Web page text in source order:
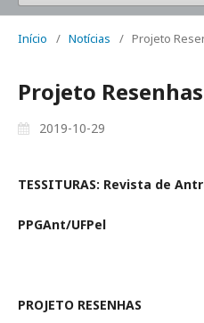
Início / Notícias / Projeto
Projeto Resenhas
2019-10-29
TESSITURAS: Revista de
PPGAnt/UFPel
PROJETO RESENHAS